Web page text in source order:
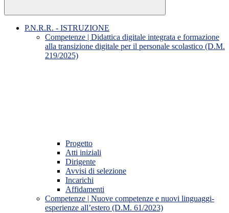
P.N.R.R. - ISTRUZIONE
Competenze | Didattica digitale integrata e formazione
alla transizione digitale per il personale scolastico (D.M.
219/2025)
Progetto
Atti iniziali
Dirigente
Avvisi di selezione
Incarichi
Affidamenti
Competenze | Nuove competenze e nuovi linguaggi-
esperienze all’estero (D.M. 61/2023)